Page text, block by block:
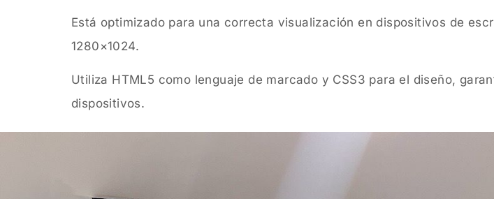
Está optimizado para una correcta visualización en dispositivos de
1280×1024.
Utiliza HTML5 como lenguaje de marcado y CSS3 para el diseño,
dispositivos.